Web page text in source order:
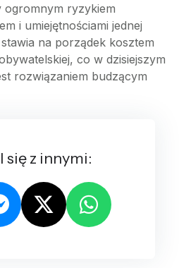
ogromnym ryzykiem
i umiejętnościami jednej
na porządek kosztem
co w dzisiejszym
rozwiązaniem budzącym
się z innymi: